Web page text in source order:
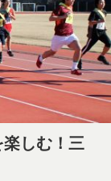
しむ！三